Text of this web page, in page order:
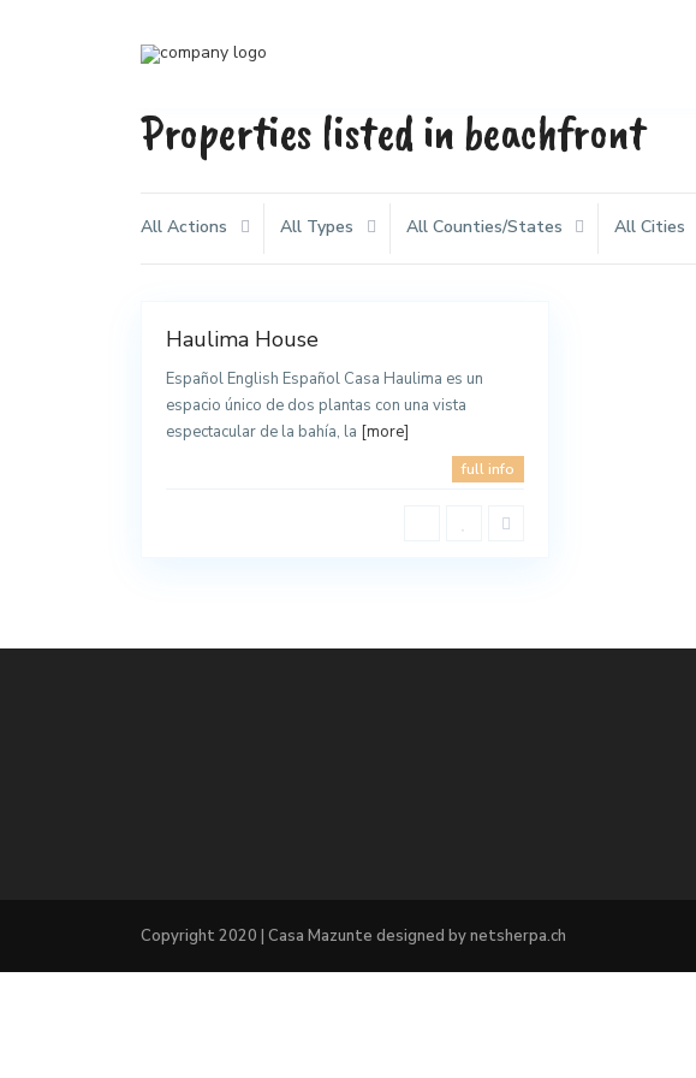
Properties listed in beachfront
All Actions All Types All Counties/States All Cities
Haulima House
Español English Español Casa Haulima es un
espacio único de dos plantas con una vista
espectacular de la bahía, la [more]
full info
Copyright 2020 | Casa Mazunte designed by netsherpa.ch